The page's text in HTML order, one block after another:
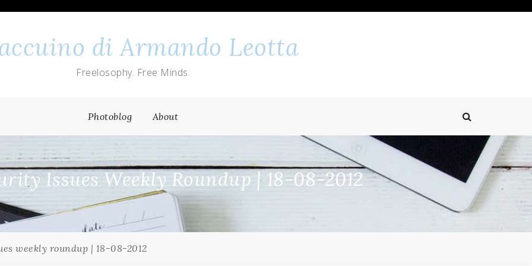
di Armando Leotta
Freelosophy. Free Minds.
Photoblog About
Issues Weekly Roundup | 18-08-2012
weekly roundup | 18-08-2012